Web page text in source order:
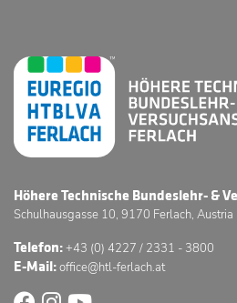
Höhere Technische Bundeslehr- &
Schulhausgasse 10, 9170 Ferlach, Austria
Telefon:+43 (0) 4227 / 2331 - 3800
E-Mail:office@htl-ferlach.at